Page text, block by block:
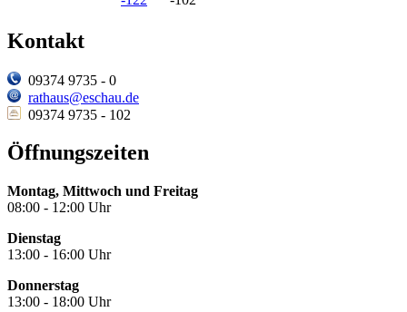
Kontakt
09374 9735 - 0
rathaus@eschau.de
09374 9735 - 102
Öffnungszeiten
Montag, Mittwoch und Freitag
08:00 - 12:00 Uhr
Dienstag
13:00 - 16:00 Uhr
Donnerstag
13:00 - 18:00 Uhr